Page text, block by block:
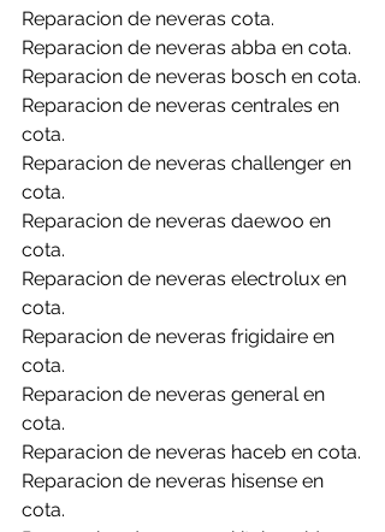
Reparacion de neveras cota.
Reparacion de neveras abba en cota.
Reparacion de neveras bosch en cota.
Reparacion de neveras centrales en
cota.
Reparacion de neveras challenger en
cota.
Reparacion de neveras daewoo en
cota.
Reparacion de neveras electrolux en
cota.
Reparacion de neveras frigidaire en
cota.
Reparacion de neveras general en
cota.
Reparacion de neveras haceb en cota.
Reparacion de neveras hisense en
cota.